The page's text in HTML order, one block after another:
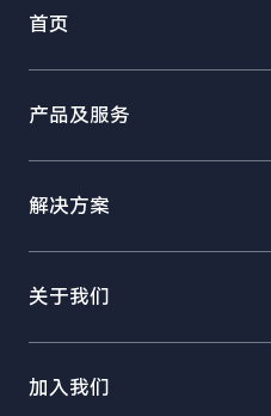
首页
产品及服务
加速计算引擎
解决方案
云游戏 · 广告投放
云游戏 · 聚合平台
直播互动小玩法
关于我们
加入我们